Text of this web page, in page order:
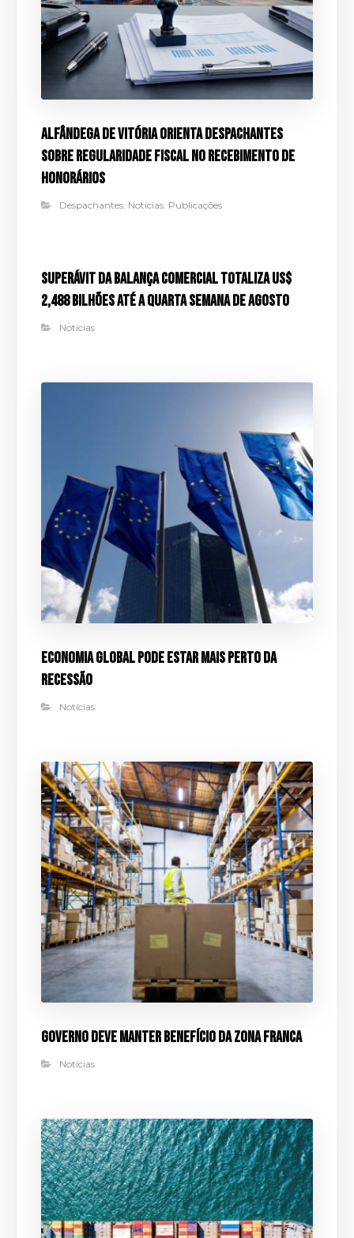
Alfândega de Vitória orienta despachantes
sobre regularidade fiscal no recebimento de
honorários
Despachantes Notícias Publicações
Superávit da balança comercial totaliza US$
2,488 bilhões até a quarta semana de agosto
Notícias
Economia global pode estar mais perto da
recessão
Notícias
Governo deve manter benefício da Zona Franca
Notícias